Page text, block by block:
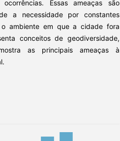
Essas ameaças são
a necessidade por constantes
ambiente em que a cidade fora
conceitos de geodiversidade,
as principais ameaças à